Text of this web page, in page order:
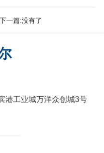
下一篇:没有了
港工业城万洋众创城3号